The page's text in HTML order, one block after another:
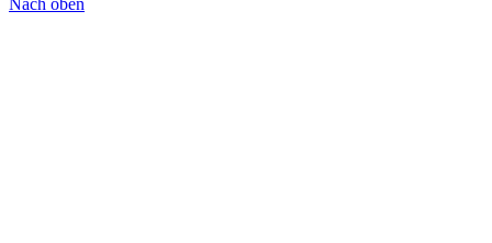
Nach oben